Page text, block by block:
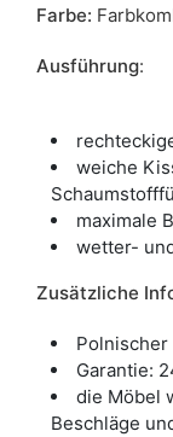
Farbe:
Ausführung:
weiche
maximale
wetter-
Zusätzliche
Garantie:
die Möbel
Beschläge